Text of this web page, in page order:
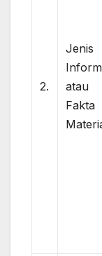
2.
Jenis
atau
Fakta